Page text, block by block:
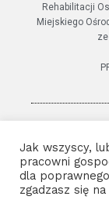
Rehabilitacji
Miejskiego
zajęciowej
Polityka
Jak wszyscy,
pracowni
dla
zgadzasz się